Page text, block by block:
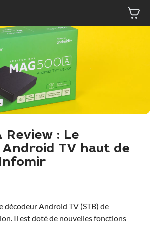
Review : Le
TV haut de
décodeur Android TV (STB) de
Il est doté de nouvelles fonctions